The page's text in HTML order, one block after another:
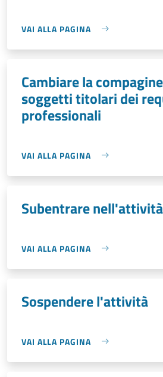
VAI ALLA PAGINA
Cambiare la
soggetti titolari dei
professionali
VAI ALLA PAGINA
Subentrare nell'attività
VAI ALLA PAGINA
Sospendere l'attività
VAI ALLA PAGINA